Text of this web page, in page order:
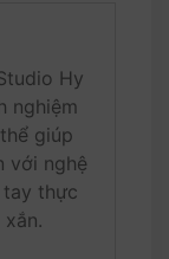
Hy
nghiệm
giúp
với nghệ
thực